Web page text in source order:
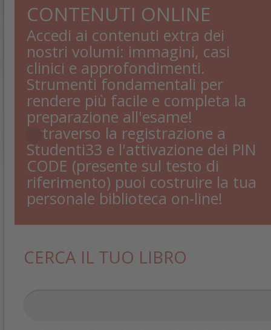
CONTENUTI ONLINE
Accedi ai contenuti extra dei
nostri volumi: immagini, casi
clinici e approfondimenti.
Strumenti fondamentali per
rendere più facile e completa la
preparazione all'esame!
Attraverso la registrazione a
Studenti33 e l'attivazione dei PIN
CODE (presente sul testo di
riferimento) puoi costruire la tua
personale biblioteca on-line!
CERCA IL TUO LIBRO